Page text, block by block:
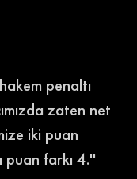
penaltı
zaten net
iki puan
farkı 4.''